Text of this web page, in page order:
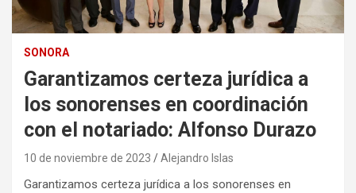
SONORA
Garantizamos certeza jurídica a
los sonorenses en coordinación
con el notariado: Alfonso Durazo
10 de noviembre de 2023 Alejandro Islas
Garantizamos certeza jurídica a los sonorenses en